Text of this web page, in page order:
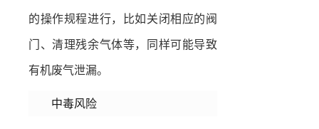
的操作规程进行，比如关闭相应的阀
门、清理残余气体等，同样可能导致
有机废气泄漏。
中毒风险